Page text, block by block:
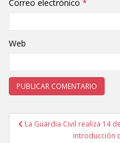
Correo electrónico *
Web
Navegación
La Guardia Civil realiza 14
introducción